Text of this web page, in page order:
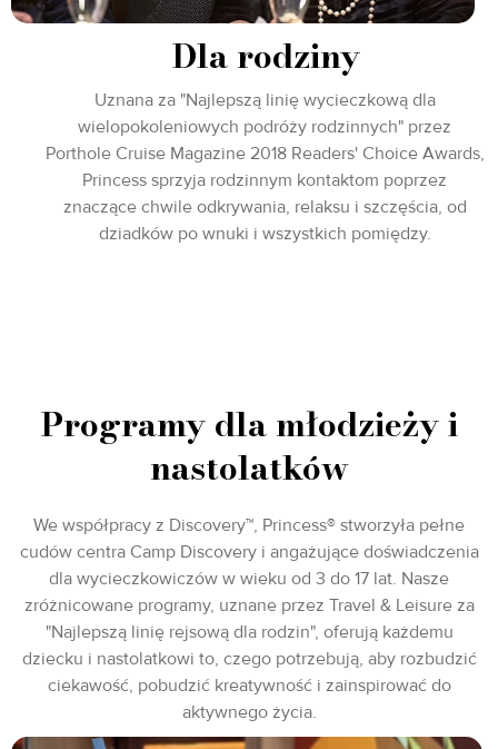
Dla rodziny
Uznana za "Najlepszą linię wycieczkową dla
wielopokoleniowych podróży rodzinnych" przez
Porthole Cruise Magazine 2018 Readers' Choice Awards,
Princess sprzyja rodzinnym kontaktom poprzez
znaczące chwile odkrywania, relaksu i szczęścia, od
dziadków po wnuki i wszystkich pomiędzy.
Programy dla młodzieży i
nastolatków
We współpracy z Discovery™, Princess® stworzyła pełne
cudów centra Camp Discovery i angażujące doświadczenia
dla wycieczkowiczów w wieku od 3 do 17 lat. Nasze
zróżnicowane programy, uznane przez Travel & Leisure za
"Najlepszą linię rejsową dla rodzin", oferują każdemu
dziecku i nastolatkowi to, czego potrzebują, aby rozbudzić
ciekawość, pobudzić kreatywność i zainspirować do
aktywnego życia.